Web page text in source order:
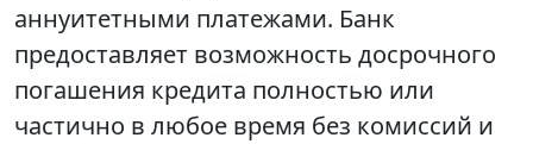
аннуитетными платежами. Банк
предоставляет возможность досрочного
погашения кредита полностью или
частично в любое время без комиссий и